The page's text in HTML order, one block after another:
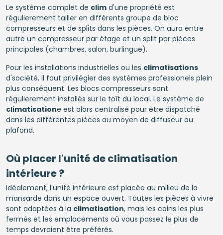
Le système complet de climd'une propriété est
régulierement tailler en différents groupe de bloc
compresseurs et de splits dans les pièces. On aura entre
autre un compresseur par étage et un split par pièces
principales (chambres, salon, burlingue).
Pour les installations industrielles ou les climatisations
d'société, il faut privilégier des systèmes professionels plein
plus conséquent. Les blocs compresseurs sont
régulierement installés sur le toît du local. Le système de
climatisatione est alors centralisé pour être dispatché
dans les différentes pièces au moyen de diffuseur au
plafond.
Où placer l'unité de climatisation
intérieure ?
Idéalement, l'unité intérieure est placée au milieu de la
mansarde dans un espace ouvert. Toutes les pièces à vivre
sont adaptées à la climatisation, mais les coins les plus
fermés et les emplacements où vous passez le plus de
temps devraient être préférés.